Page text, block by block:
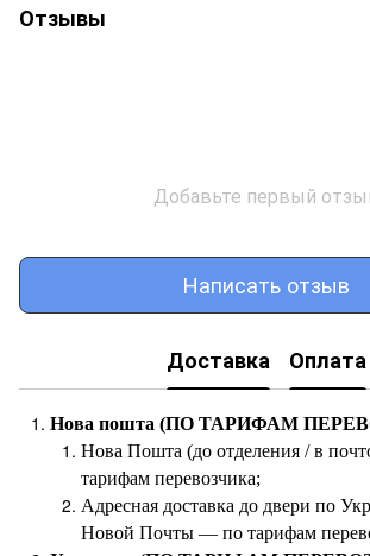
Отзывы
Добавьте первый
Написать отзыв
Доставка Оплата
Нова пошта (ПО ТАРИФАМ
Нова Пошта (до отделения / в
тарифам перевозчика;
Адресная доставка до двери по
Новой Почты — по тарифам